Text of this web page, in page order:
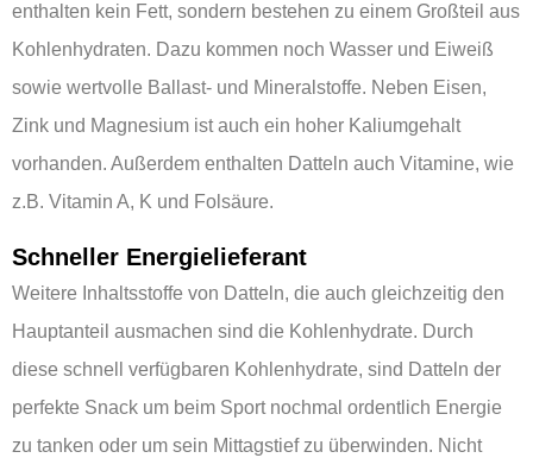
enthalten kein Fett, sondern bestehen zu einem Großteil aus
Kohlenhydraten. Dazu kommen noch Wasser und Eiweiß
sowie wertvolle Ballast- und Mineralstoffe. Neben Eisen,
Zink und Magnesium ist auch ein hoher Kaliumgehalt
vorhanden. Außerdem enthalten Datteln auch Vitamine, wie
z.B. Vitamin A, K und Folsäure.
Schneller Energielieferant
Weitere Inhaltsstoffe von Datteln, die auch gleichzeitig den
Hauptanteil ausmachen sind die Kohlenhydrate. Durch
diese schnell verfügbaren Kohlenhydrate, sind Datteln der
perfekte Snack um beim Sport nochmal ordentlich Energie
zu tanken oder um sein Mittagstief zu überwinden. Nicht